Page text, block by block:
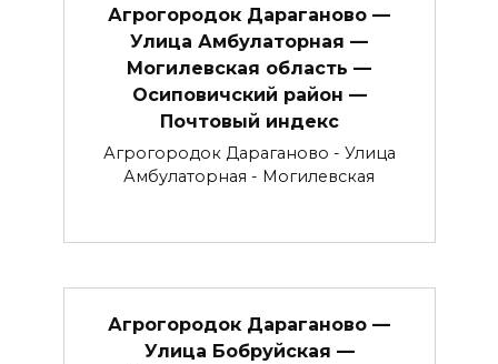
Агрогородок Дараганово —
Улица Амбулаторная —
Могилевская область —
Осиповичский район —
Почтовый индекс
Агрогородок Дараганово - Улица
Амбулаторная - Могилевская
Агрогородок Дараганово —
Улица Бобруйская —